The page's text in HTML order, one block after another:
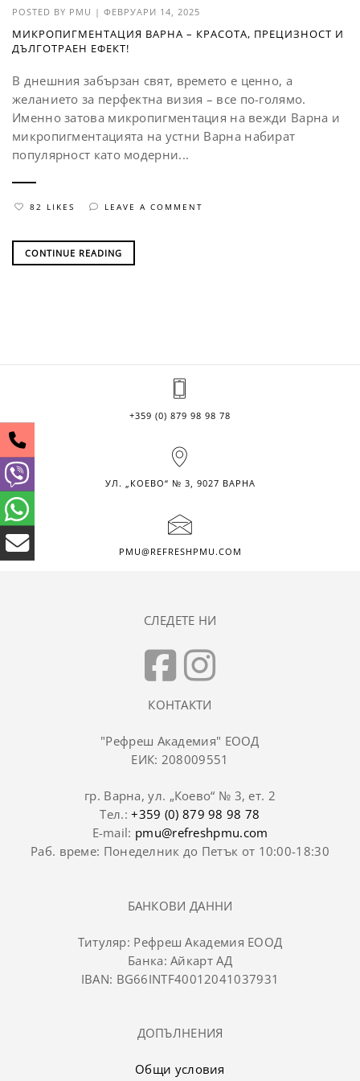
POSTED BY PMU | ФЕВРУАРИ 14, 2025
МИКРОПИГМЕНТАЦИЯ ВАРНА – КРАСОТА, ПРЕЦИЗНОСТ И
ДЪЛГОТРАЕН ЕФЕКТ!
В днешния забързан свят, времето е ценно, а
желанието за перфектна визия – все по-голямо.
Именно затова микропигментация на вежди Варна и
микропигментацията на устни Варна набират
популярност като модерни...
82 LIKES LEAVE A COMMENT
CONTINUE READING
+359 (0) 879 98 98 78
УЛ. „КОЕВО“ № 3, 9027 ВАРНА
PMU@REFRESHPMU.COM
СЛЕДЕТЕ НИ
КОНТАКТИ
"Рефреш Академия" ЕООД
ЕИК: 208009551
гр. Варна, ул. „Коево“ № 3, ет. 2
Тел.:+359 (0) 879 98 98 78
E-mail: pmu@refreshpmu.com
Раб. време: Понеделник до Петък от 10:00-18:30
БАНКОВИ ДАННИ
Титуляр: Рефреш Академия ЕООД
Банка: Айкарт АД
IBAN: BG66INTF40012041037931
ДОПЪЛНЕНИЯ
Общи условия